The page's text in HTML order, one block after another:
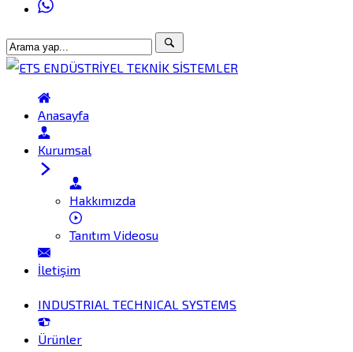
Anasayfa
Kurumsal
Hakkımızda
Tanıtım Videosu
İletişim
INDUSTRIAL TECHNICAL SYSTEMS
Ürünler